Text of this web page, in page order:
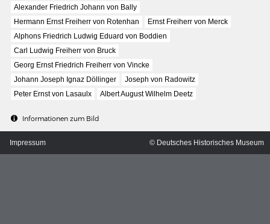
Alexander Friedrich Johann von Bally
Hermann Ernst Freiherr von Rotenhan
Ernst Freiherr von Merck
Alphons Friedrich Ludwig Eduard von Boddien
Carl Ludwig Freiherr von Bruck
Georg Ernst Friedrich Freiherr von Vincke
Johann Joseph Ignaz Döllinger
Joseph von Radowitz
Peter Ernst von Lasaulx
Albert August Wilhelm Deetz
Informationen zum Bild
Impressum © Deutsches Historisches Museum